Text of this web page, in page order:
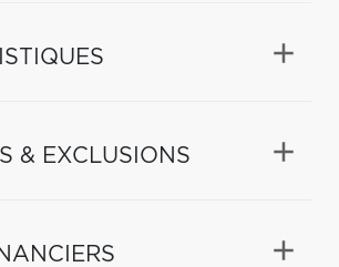
& EXCLUSIONS